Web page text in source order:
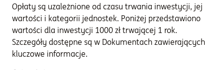
Opłaty są uzależnione od czasu trwania inwestycji, jej
wartości i kategorii jednostek. Poniżej przedstawiono
wartości dla inwestycji 1000 zł trwającej 1 rok.
Szczegóły dostępne są w Dokumentach zawierających
kluczowe informacje.